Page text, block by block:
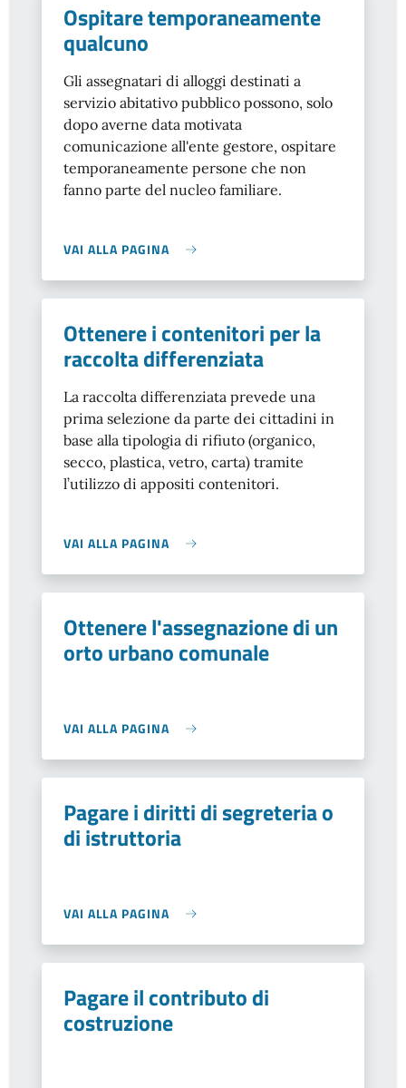
Ospitare temporaneamente
qualcuno
Gli assegnatari di alloggi destinati a
servizio abitativo pubblico possono, solo
dopo averne data motivata
comunicazione all'ente gestore, ospitare
temporaneamente persone che non
fanno parte del nucleo familiare.
VAI ALLA PAGINA
Ottenere i contenitori per la
raccolta differenziata
La raccolta differenziata prevede una
prima selezione da parte dei cittadini in
base alla tipologia di rifiuto (organico,
secco, plastica, vetro, carta) tramite
l’utilizzo di appositi contenitori.
VAI ALLA PAGINA
Ottenere l'assegnazione di un
orto urbano comunale
VAI ALLA PAGINA
Pagare i diritti di segreteria o
di istruttoria
VAI ALLA PAGINA
Pagare il contributo di
costruzione